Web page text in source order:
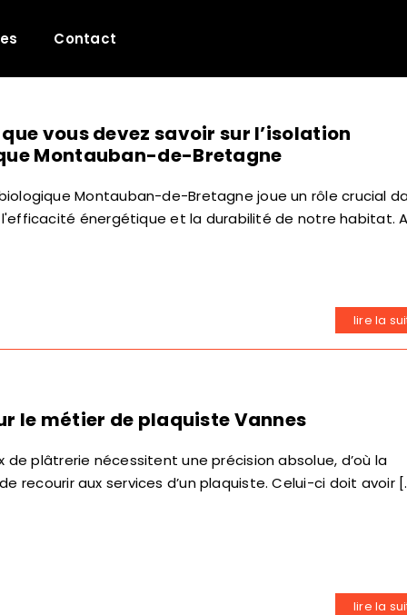
Contact
vous devez savoir sur l’isolation
Montauban-de-Bretagne
Montauban-de-Bretagne joue un rôle crucial
énergétique et la durabilité de notre habitat.
lire la
le métier de plaquiste Vannes
de plâtrerie nécessitent une précision absolue, d’où la
recourir aux services d’un plaquiste. Celui-ci doit avoir
lire la